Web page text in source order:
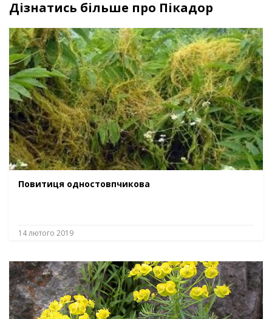
Дізнатись більше про Пікадор
Повитиця одностовпчикова
14 лютого 2019